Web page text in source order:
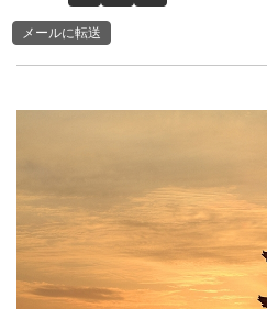
メールに転送